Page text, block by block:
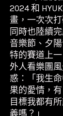
2024 和
畫，一次次
同時也陸續
音樂節、夕
特的賽道上
外人看樂團
惑：「我生
果的愛情，
目標我都有
義嗎？」